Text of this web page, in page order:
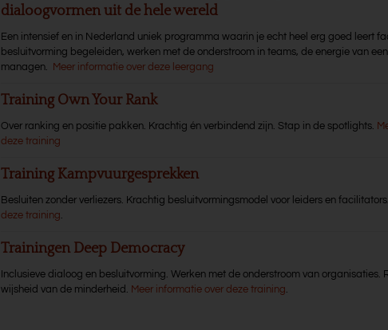
dialoogvormen uit de hele wereld
Een intensief en in Nederland uniek programma waarin je echt heel erg goed leert
besluitvorming begeleiden, werken met de onderstroom in teams, de energie van
managen.
Meer informatie over deze leergang
Training Own Your Rank
Over ranking en positie pakken. Krachtig én verbindend zijn. Stap in de spotlights.
deze training
Training Kampvuurgesprekken
Besluiten zonder verliezers. Krachtig besluitvormingsmodel voor leiders en facilitators.
deze training.
Trainingen Deep Democracy
Inclusieve dialoog en besluitvorming. Werken met de onderstroom van organisaties.
wijsheid van de minderheid. Meer informatie over deze training.